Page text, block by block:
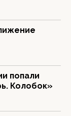
попали
Колобок»